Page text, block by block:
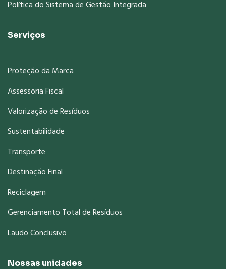
Política do Sistema de Gestão Integrada
Serviços
Proteção da Marca
Assessoria Fiscal
Valorização de Resíduos
Sustentabilidade
Transporte
Destinação Final
Reciclagem
Gerenciamento Total de Resíduos
Laudo Conclusivo
Nossas unidades